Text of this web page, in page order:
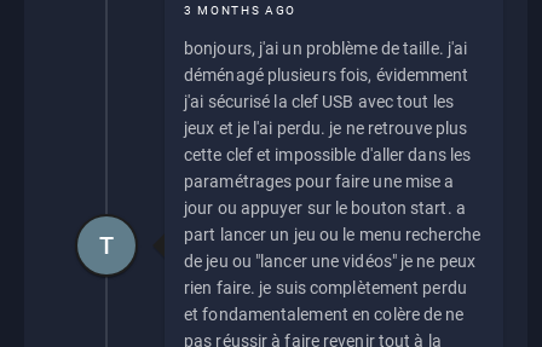
3 MONTHS AGO
bonjours, j'ai un problème de taille. j'ai
déménagé plusieurs fois, évidemment
j'ai sécurisé la clef USB avec tout les
jeux et je l'ai perdu. je ne retrouve plus
cette clef et impossible d'aller dans les
paramétrages pour faire une mise a
jour ou appuyer sur le bouton start. a
part lancer un jeu ou le menu recherche
de jeu ou "lancer une vidéos" je ne peux
rien faire. je suis complètement perdu
et fondamentalement en colère de ne
pas réussir à faire revenir tout à la
T